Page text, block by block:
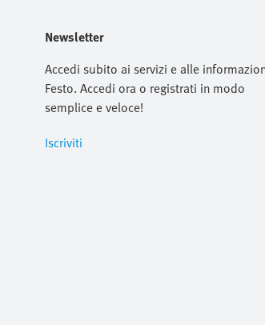
Newsletter
Accedi subito ai servizi e alle
Festo. Accedi ora o registrati in modo
semplice e veloce!
Iscriviti